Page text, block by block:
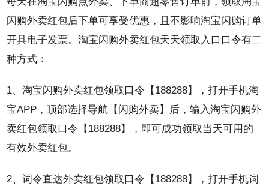
闪购外卖红包后下单可享受优惠，且不影响淘宝闪购订单
开具电子发票。淘宝闪购外卖红包天天领取入口口令有二
种方式：
1、淘宝闪购外卖红包领取口令【188288】，打开手机淘
宝APP，顶部选择导航【闪购外卖】后，输入淘宝闪购外
卖红包领取口令【188288】，即可成功领取当天可用的
有效外卖红包。
2、词令直达外卖红包领取口令【188288】，打开手机词